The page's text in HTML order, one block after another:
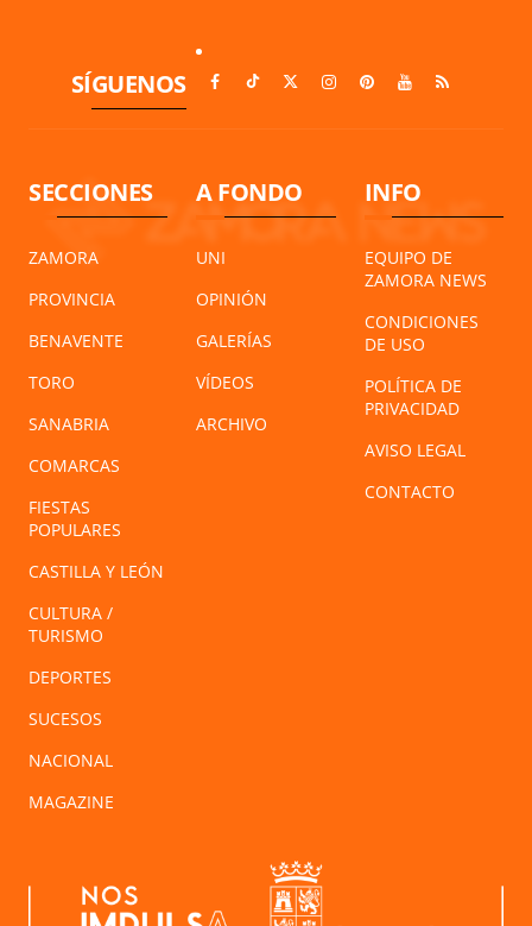
SÍGUENOS
SECCIONES
ZAMORA
PROVINCIA
BENAVENTE
TORO
SANABRIA
COMARCAS
FIESTAS
POPULARES
CASTILLA Y LEÓN
CULTURA /
TURISMO
DEPORTES
SUCESOS
NACIONAL
MAGAZINE
A FONDO
UNI
OPINIÓN
GALERÍAS
VÍDEOS
ARCHIVO
INFO
EQUIPO DE
ZAMORA NEWS
CONDICIONES
DE USO
POLÍTICA DE
PRIVACIDAD
AVISO LEGAL
CONTACTO